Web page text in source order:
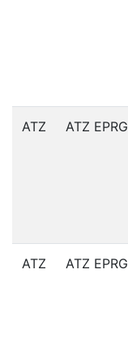
ATZ ATZ EPRG
ATZ ATZ EPRG